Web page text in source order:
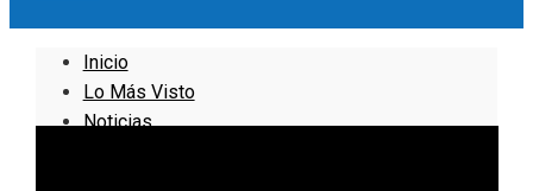
Inicio
Lo Más Visto
Noticias